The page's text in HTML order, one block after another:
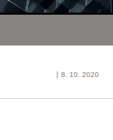
8. 10. 2020